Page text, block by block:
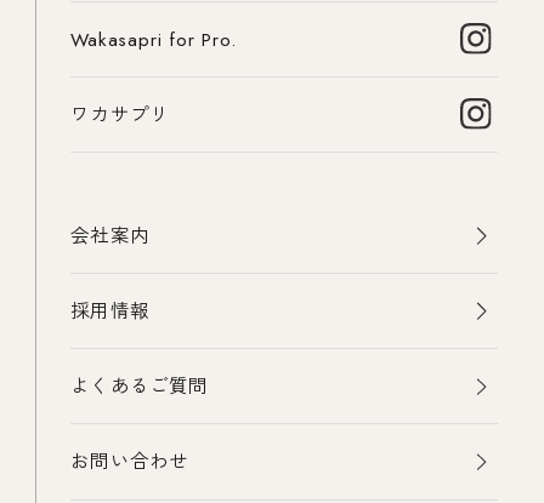
Wakasapri for Pro.
ワカサプリ
会社案内
採用情報
よくあるご質問
お問い合わせ